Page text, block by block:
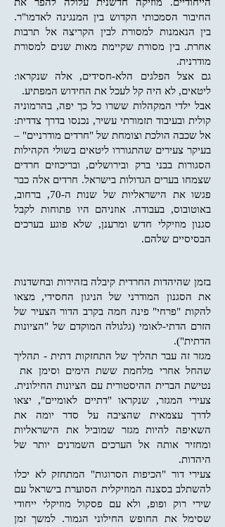
החיבור הסמכותי הקדוש בין המנגינה לאדמו"ר.
בין הנאמנות למסורת לבין הקריצה אל תרבות
אחרת. בין מסורת שקיימת מאות שנים למסורת
מודרנית.
גם אצל הפלגים הלא-חסידים, אלה שנקראו:
ליטאים, לא היה קל לעכל את החידוש המפתיע.
אבל ילדי המקהלות ששרו כל כך יפה, בהרמוניה
קולית ובעיבוד תזמורתי עשיר, נכנסו בדרך צדדית:
אל שכבה הולכת וצומחת של "חרדים מודרניים" –
בעיקר צעירים שהתגוררו ליטאים בשולי הקהילות
הסגורות בבני ברק ובירושלים, ובריכוזים חרדים
שצמחו בערים הגדולות בישראל. חרדים אלה כבר
פגשו את הישראליות של שנות ה-70, ברחוב,
באוטובוס, בעבודה. אוזניהם היו פתוחות לקבל
סגנון מוזיקלי חדש ומרענן, שלא פוגע בערכים
הבסיסיים שלהם.
בזמן שהיהדות החרדית קיבלה בזהירות ובחשדנות
את הסגנון המודרני של הניגון החסידי, מצאו
להקות "פרחי" פינה חמה בקרב הדור הצעיר של
הזרם הדתי-לאומי (גלגולה המוקדם של "הציונות
הדתית").
מגזר זה עבר תהליך של התחזקות דתית - תהליך
שהחל אחרי מלחמת ששת הימים וסימן את
נטישת הברית ההיסטורית עם הציונות החילונית.
צעירי המגזר, שנקראו "דתיים לאומיים", יצאו
לדרך עצמאית שהציבה על סדר יומה את
השאיפה להיות מגזר שמוביל את הישראליות
ומחזיר אותה אל הערכים השמרנים יותר של
היהדות.
צעירי דור "הכיפות הסרוגות" המתחזק לא יכלו
להשתלב בסצנה המוזיקלית הסוערת בישראל עם
שירי רוק ופופ, ולא עם פסקול מוזיקלי ייחודי
שסימל את החופש החילוני הגמור. למשך זמן